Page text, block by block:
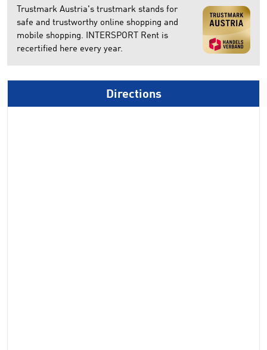
Trustmark Austria's trustmark stands for
safe and trustworthy online shopping and
mobile shopping. INTERSPORT Rent is
recertified here every year.
Directions